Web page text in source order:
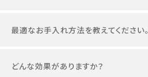
最適なお手入れ方法を教えてください。
どんな効果がありますか？